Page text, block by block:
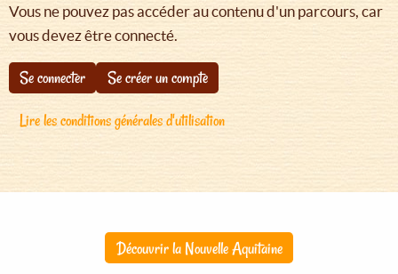
Vous ne pouvez pas accéder au contenu d'un parcours, car
vous devez être connecté.
Se connecter
Se créer un compte
Lire les conditions générales d'utilisation
Découvrir la Nouvelle Aquitaine